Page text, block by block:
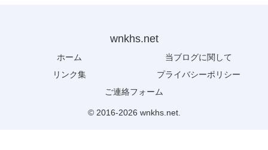
wnkhs.net
ホーム
当ブログに関して
リンク集
プライバシーポリシー
ご連絡フォーム
© 2016-2026 wnkhs.net.